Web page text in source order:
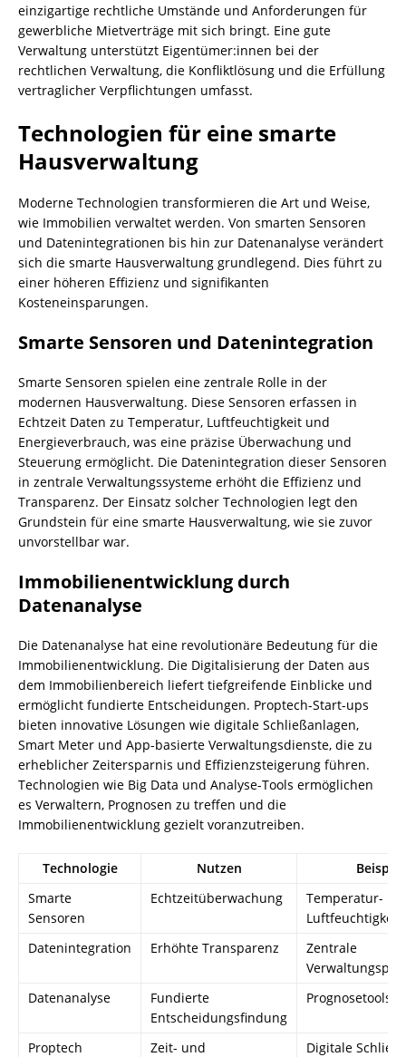
einzigartige rechtliche Umstände und Anforderungen für
gewerbliche Mietverträge mit sich bringt. Eine gute
Verwaltung unterstützt Eigentümer:innen bei der
rechtlichen Verwaltung, die Konfliktlösung und die Erfüllung
vertraglicher Verpflichtungen umfasst.
Technologien für eine smarte
Hausverwaltung
Moderne Technologien transformieren die Art und Weise,
wie Immobilien verwaltet werden. Von smarten Sensoren
und Datenintegrationen bis hin zur Datenanalyse verändert
sich die smarte Hausverwaltung grundlegend. Dies führt zu
einer höheren Effizienz und signifikanten
Kosteneinsparungen.
Smarte Sensoren und Datenintegration
Smarte Sensoren spielen eine zentrale Rolle in der
modernen Hausverwaltung. Diese Sensoren erfassen in
Echtzeit Daten zu Temperatur, Luftfeuchtigkeit und
Energieverbrauch, was eine präzise Überwachung und
Steuerung ermöglicht. Die Datenintegration dieser Sensoren
in zentrale Verwaltungssysteme erhöht die Effizienz und
Transparenz. Der Einsatz solcher Technologien legt den
Grundstein für eine smarte Hausverwaltung, wie sie zuvor
unvorstellbar war.
Immobilienentwicklung durch
Datenanalyse
Die Datenanalyse hat eine revolutionäre Bedeutung für die
Immobilienentwicklung. Die Digitalisierung der Daten aus
dem Immobilienbereich liefert tiefgreifende Einblicke und
ermöglicht fundierte Entscheidungen. Proptech-Start-ups
bieten innovative Lösungen wie digitale Schließanlagen,
Smart Meter und App-basierte Verwaltungsdienste, die zu
erheblicher Zeitersparnis und Effizienzsteigerung führen.
Technologien wie Big Data und Analyse-Tools ermöglichen
es Verwaltern, Prognosen zu treffen und die
Immobilienentwicklung gezielt voranzutreiben.
Technologie Nutzen
Beispiel
Smarte
Sensoren
Echtzeitüberwachung
Temperatur-
Datenintegration
Erhöhte Transparenz
Zentrale
Datenanalyse
Fundierte
Entscheidungsfindung
Prognosetools
Proptech
Zeit- und
Digitale